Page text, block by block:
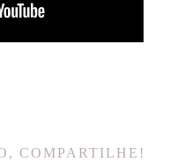
COMPARTILHE!